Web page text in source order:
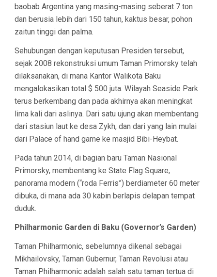
baobab Argentina yang masing-masing seberat 7 ton
dan berusia lebih dari 150 tahun, kaktus besar, pohon
zaitun tinggi dan palma.
Sehubungan dengan keputusan Presiden tersebut,
sejak 2008 rekonstruksi umum Taman Primorsky telah
dilaksanakan, di mana Kantor Walikota Baku
mengalokasikan total $ 500 juta. Wilayah Seaside Park
terus berkembang dan pada akhirnya akan meningkat
lima kali dari aslinya. Dari satu ujung akan membentang
dari stasiun laut ke desa Zykh, dan dari yang lain mulai
dari Palace of hand game ke masjid Bibi-Heybat.
Pada tahun 2014, di bagian baru Taman Nasional
Primorsky, membentang ke State Flag Square,
panorama modern (“roda Ferris”) berdiameter 60 meter
dibuka, di mana ada 30 kabin berlapis delapan tempat
duduk.
Philharmonic Garden di Baku (Governor’s Garden)
Taman Philharmonic, sebelumnya dikenal sebagai
Mikhailovsky, Taman Gubernur, Taman Revolusi atau
Taman Philharmonic adalah salah satu taman tertua di